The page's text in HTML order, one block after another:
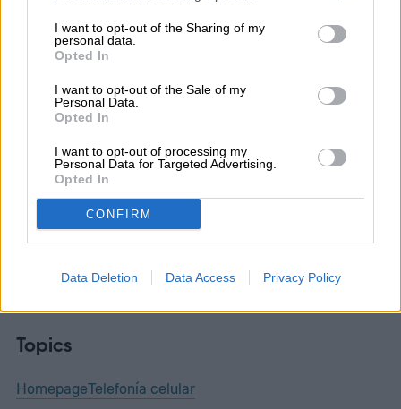
I want to opt-out of the Sharing of my
personal data.
Opted In
I want to opt-out of the Sale of my
Personal Data.
Opted In
I want to opt-out of processing my
Personal Data for Targeted Advertising.
Opted In
CONFIRM
Data Deletion Data Access Privacy Policy
tampoco justifica lo que ofrece esta
aplicación, que podría ser gratuita hasta
que incorporara más servicios.
Estefania Oliver
Former Digital Trends Contributor
Topics
HomepageTelefonía celular